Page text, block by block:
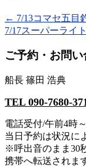
← 7/13コマセ五目
7/17スーパーライ
ご予約・お問
船長 篠田 浩典
TEL 090-7680-
電話受付/午前4時
当日予約は状況に
※呼出音のまま30
携帯へ転送されま